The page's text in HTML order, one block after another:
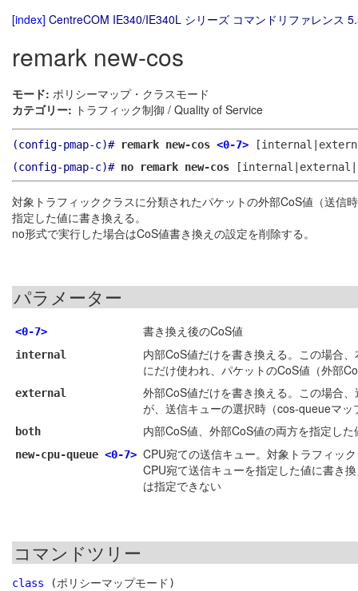
[index] CentreCOM IE340/IE340L シリーズ コマンドリファレンス
remark new-cos
モード: ポリシーマップ・クラスモード
カテゴリー: トラフィック制御 / Quality of Service
(config-pmap-c)# remark new-cos <0-7>
(config-pmap-c)# no remark new-cos
対象トラフィッククラスに分類されたパケットの外部CoS値（送信
指定した値に書き換える。
no形式で実行した場合はCoS値書き換えの設定を削除する。
パラメーター
<0-7> 書き換え後のCoS値
internal
内部CoS値だけを書き換える。この場合
にだけ使われ、パケットのCoS値（外部
external
外部CoS値だけを書き換える。この場合
が、送信キューの選択時（cos-queueマ
both 内部CoS値、外部CoS値の両方を指定し
new-cpu-queue <0-7> CPU宛ての送信キュー。対象トラフィッ
CPU宛て送信キューを指定した値に書き
は指定できない
コマンドツリー
class (ポリシーマップモード)